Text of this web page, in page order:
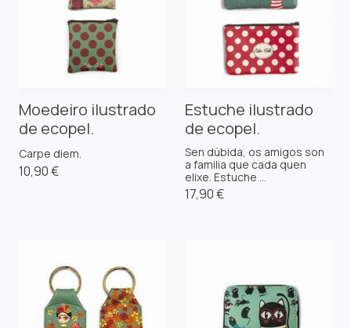
Moedeiro ilustrado
de ecopel.
Carpe diem.
10,90 €
Estuche ilustrado
de ecopel.
Sen dúbida, os amigos son
a familia que cada quen
elixe. Estuche ...
17,90 €